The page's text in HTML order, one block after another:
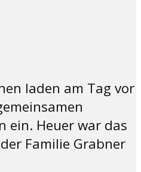
laden am Tag vor
ein. Heuer war das
Familie Grabner